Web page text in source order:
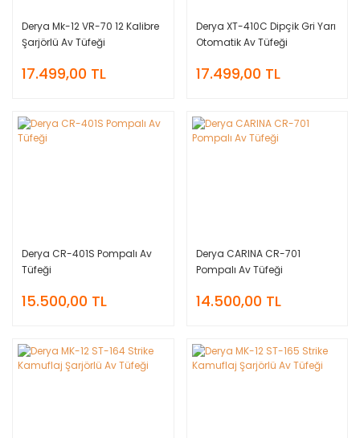
Derya Mk-12 VR-70 12 Kalibre
Şarjörlü Av Tüfeği
17.499,00 TL
Derya XT-410C Dipçik Gri Yarı
Otomatik Av Tüfeği
17.499,00 TL
Derya CR-401S Pompalı Av
Tüfeği
15.500,00 TL
Derya CARINA CR-701
Pompalı Av Tüfeği
14.500,00 TL